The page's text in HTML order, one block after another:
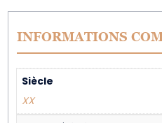
INFORMATIONS
Siècle
XX